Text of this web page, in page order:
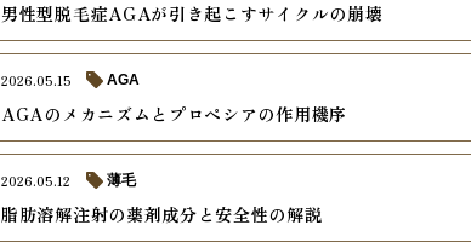
男性型脱毛症AGAが引き起こすサイクルの崩壊
AGAのメカニズムとプロペシアの作用機序
2026.05.15 AGA
脂肪溶解注射の薬剤成分と安全性の解説
2026.05.12 薄毛